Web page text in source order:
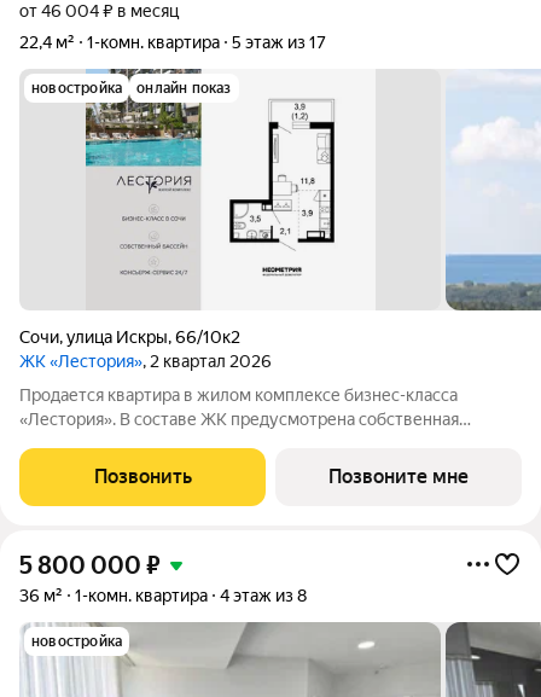
от 46 004 ₽ в месяц
22,4 м²
1-комн. квартира 5 этаж из 17
новостройка онлайн показ
Сочи,улица Искры,66/10к2
ЖК «Лестория», 2 квартал 2026
Продается квартира в жилом комплексе бизнес-класса
«Лестория». В составе ЖК предусмотрена собственная
подогреваемыми бассейнами, что соответствуют стандартам
бизнес-класса. Аквазона объединяет взрослый и
Позвонить Позвоните мне
5 800 000 ₽
36 м² 1-комн. квартира 4 этаж из 8
новостройка